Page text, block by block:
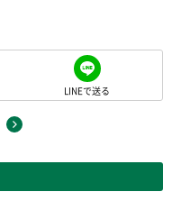
LINEで送る